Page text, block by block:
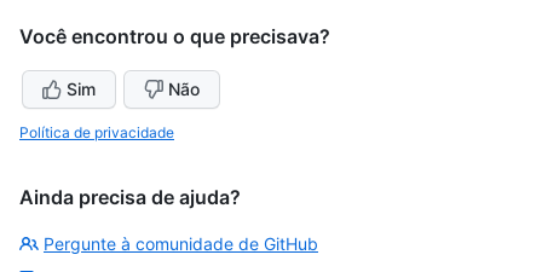
Você encontrou o que precisava?
Sim Não
Política de privacidade
Ainda precisa de ajuda?
Pergunte à comunidade de GitHub